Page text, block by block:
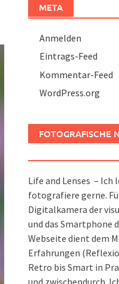
META
Anmelden
Eintrags-Feed
Kommentar-Feed
WordPress.org
FOTOGRAFISCHE
Life and Lenses – Ich
fotografiere gerne.
Digitalkamera der
und das Smartphone
Webseite dient dem
Erfahrungen
Retro bis Smart in